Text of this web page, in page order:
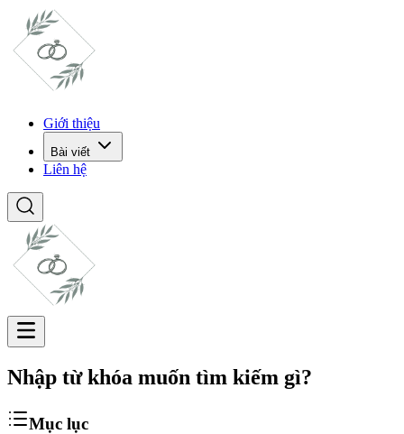
Giới thiệu
Bài viết
Liên hệ
Nhập từ khóa muốn tìm kiếm gì?
Mục lục